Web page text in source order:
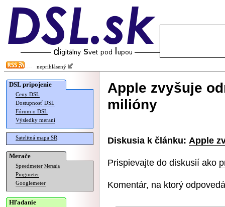
neprihlásený
DSL pripojenie
Ceny DSL
Dostupnosť DSL
Fórum o DSL
Výsledky meraní
Satelitná mapa SR
Merače
Speedmeter Merania
Pingmeter
Googlemeter
Hľadanie
Apple zvyšuje
milióny
Diskusia k článku: Apple
Prispievajte do diskusií ako
Komentár, na ktorý